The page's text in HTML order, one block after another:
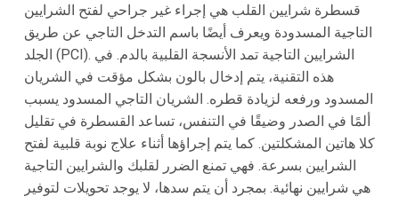
قسطرة شرايين القلب هي إجراء غير جراحي لفتح الشرايين
التاجية المسدودة ويعرف أيضًا باسم التدخل التاجي عن طريق
الجلد (PCI). الشرايين التاجية تمد الأنسجة القلبية بالدم. في
هذه التقنية، يتم إدخال بالون بشكل مؤقت في الشريان
المسدود ورفعه لزيادة قطره. الشريان التاجي المسدود يسبب
ألمًا في الصدر وضيقًا في التنفس، تساعد القسطرة في تقليل
كلا هاتين المشكلتين. كما يتم إجراؤها أثناء علاج نوبة قلبية لفتح
الشرايين بسرعة. فهي تمنع الضرر لقلبك والشرايين التاجية
هي شرايين نهائية. بمجرد أن يتم سدها، لا يوجد تحويلات لتوفير